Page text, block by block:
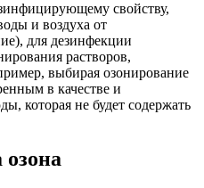
свойству,
и воздуха от
для дезинфекции
растворов,
выбирая озонирование
в качестве и
которая не будет содержать